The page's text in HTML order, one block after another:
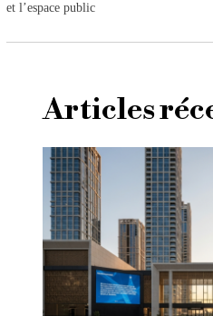
et l’espace public
Articles